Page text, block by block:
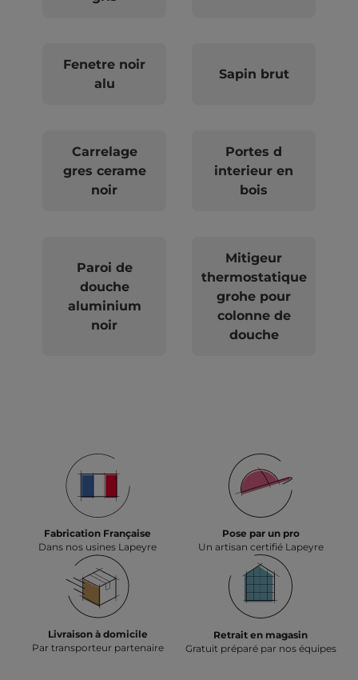
Fenetre noir
alu
Sapin brut
Carrelage
gres cerame
noir
Portes d
interieur en
bois
Paroi de
douche
aluminium
noir
Mitigeur
thermostatique
grohe pour
colonne de
douche
Fabrication Française
Dans nos usines Lapeyre
Pose par un pro
Un artisan certifié Lapeyre
Livraison à domicile
Par transporteur partenaire
Retrait en magasin
Gratuit préparé par nos équipes